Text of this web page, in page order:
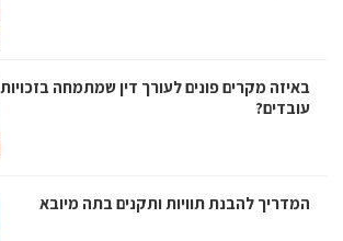
באיזה מקרים פונים לעורך דין שמתמחה בזכויות
עובדים?
המדריך להבנת תוויות ותקנים בתה מיובא